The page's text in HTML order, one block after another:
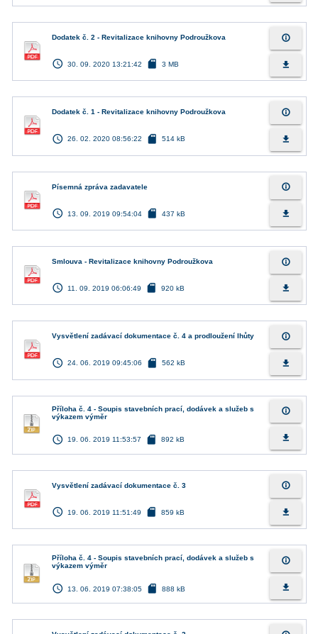
Dodatek č. 2 - Revitalizace knihovny Podroužkova
access_time 30. 09. 2020 13:21:42 sd_card 3 MB
info_outline
file_download
Dodatek č. 1 - Revitalizace knihovny Podroužkova
access_time 26. 02. 2020 08:56:22 sd_card 514 kB
info_outline
file_download
Písemná zpráva zadavatele
access_time 13. 09. 2019 09:54:04 sd_card 437 kB
info_outline
file_download
Smlouva - Revitalizace knihovny Podroužkova
access_time 11. 09. 2019 06:06:49 sd_card 920 kB
info_outline
file_download
Vysvětlení zadávací dokumentace č. 4 a prodloužení lhůty
access_time 24. 06. 2019 09:45:06 sd_card 562 kB
info_outline
file_download
Příloha č. 4 - Soupis stavebních prací, dodávek a služeb s
výkazem výměr
access_time 19. 06. 2019 11:53:57 sd_card 892 kB
info_outline
file_download
Vysvětlení zadávací dokumentace č. 3
access_time 19. 06. 2019 11:51:49 sd_card 859 kB
info_outline
file_download
Příloha č. 4 - Soupis stavebních prací, dodávek a služeb s
výkazem výměr
access_time 13. 06. 2019 07:38:05 sd_card 888 kB
info_outline
file_download